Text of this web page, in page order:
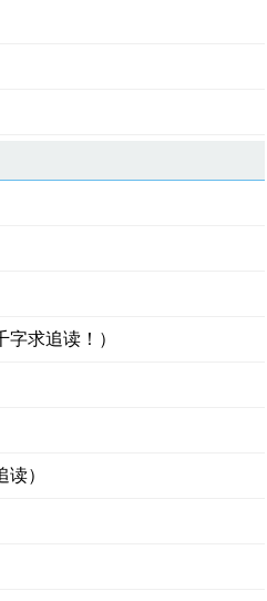
求追读！）
）